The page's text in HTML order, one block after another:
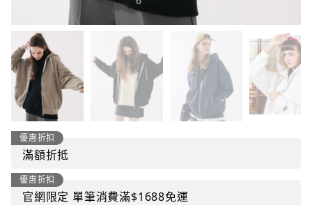
優惠折扣
滿額折抵
優惠折扣
官網限定 單筆消費滿$1688免運